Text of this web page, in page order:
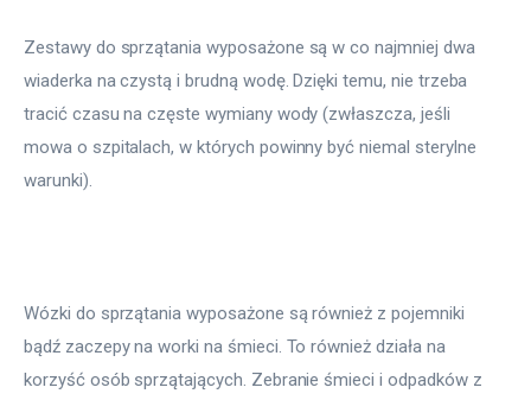
Zestawy do sprzątania wyposażone są w co najmniej dwa
wiaderka na czystą i brudną wodę. Dzięki temu, nie trzeba
tracić czasu na częste wymiany wody (zwłaszcza, jeśli
mowa o szpitalach, w których powinny być niemal sterylne
warunki).
Wózki do sprzątania wyposażone są również z pojemniki
bądź zaczepy na worki na śmieci. To również działa na
korzyść osób sprzątających. Zebranie śmieci i odpadków z